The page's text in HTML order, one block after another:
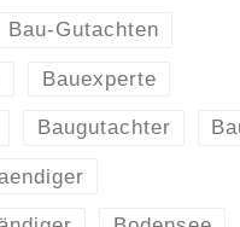
Bau-Gutachten
Bauexperte
Baugutachter